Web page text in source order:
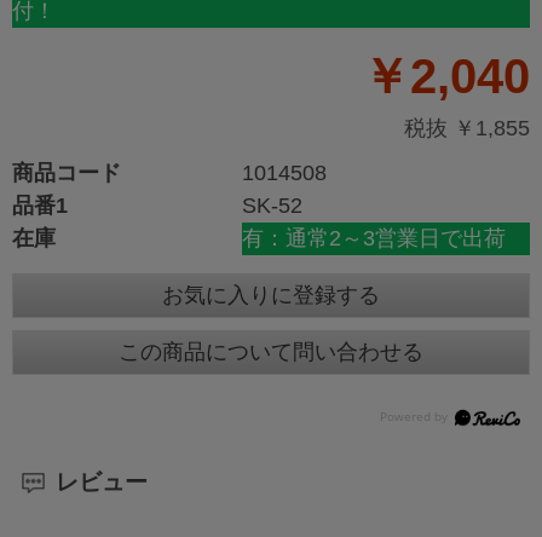
付！
￥2,040
税抜 ￥1,855
商品コード
1014508
品番1
SK-52
在庫
有：通常2～3営業日で出荷
お気に入りに登録する
この商品について問い合わせる
レビュー